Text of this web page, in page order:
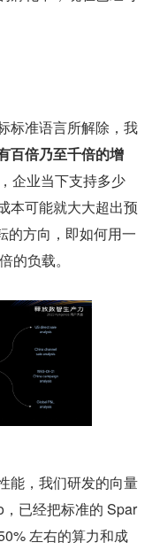
标准语言所解除，我
百倍乃至千倍的增
企业当下支持多少
本可能就大大超出预
的方向，即如何用一
的负载。
能，我们研发的向量
已经把标准的 Spar
左右的算力和成